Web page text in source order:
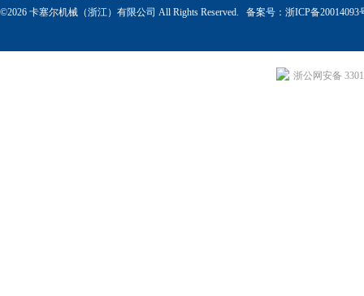
©2026 卡塞尔机械（浙江）有限公司 All Rights Reserved. 备案号： 浙ICP备20014093
浙公网安备